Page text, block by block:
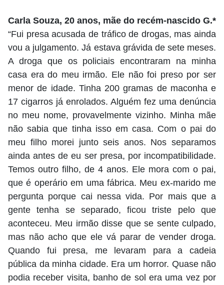
Carla Souza, 20 anos, mãe do recém-nascido G.*
“Fui presa acusada de tráfico de drogas, mas ainda
vou a julgamento. Já estava grávida de sete meses.
A droga que os policiais encontraram na minha
casa era do meu irmão. Ele não foi preso por ser
menor de idade. Tinha 200 gramas de maconha e
17 cigarros já enrolados. Alguém fez uma denúncia
no meu nome, provavelmente vizinho. Minha mãe
não sabia que tinha isso em casa. Com o pai do
meu filho morei junto seis anos. Nos separamos
ainda antes de eu ser presa, por incompatibilidade.
Temos outro filho, de 4 anos. Ele mora com o pai,
que é operário em uma fábrica. Meu ex-marido me
pergunta porque cai nessa vida. Por mais que a
gente tenha se separado, ficou triste pelo que
aconteceu. Meu irmão disse que se sente culpado,
mas não acho que ele vá parar de vender droga.
Quando fui presa, me levaram para a cadeia
pública da minha cidade. Era um horror. Quase não
podia receber visita, banho de sol era uma vez por